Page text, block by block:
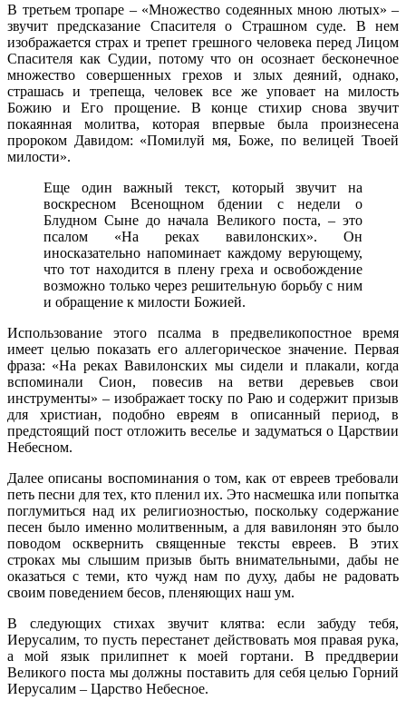
В третьем тропаре – «Множество содеянных мною лютых» –
звучит предсказание Спасителя о Страшном суде. В нем
изображается страх и трепет грешного человека перед Лицом
Спасителя как Судии, потому что он осознает бесконечное
множество совершенных грехов и злых деяний, однако,
страшась и трепеща, человек все же уповает на милость
Божию и Его прощение. В конце стихир снова звучит
покаянная молитва, которая впервые была произнесена
пророком Давидом: «Помилуй мя, Боже, по велицей Твоей
милости».
Еще один важный текст, который звучит на
воскресном Всенощном бдении с недели о
Блудном Сыне до начала Великого поста, – это
псалом «На реках вавилонских». Он
иносказательно напоминает каждому верующему,
что тот находится в плену греха и освобождение
возможно только через решительную борьбу с ним
и обращение к милости Божией.
Использование этого псалма в предвеликопостное время
имеет целью показать его аллегорическое значение. Первая
фраза: «На реках Вавилонских мы сидели и плакали, когда
вспоминали Сион, повесив на ветви деревьев свои
инструменты» – изображает тоску по Раю и содержит призыв
для христиан, подобно евреям в описанный период, в
предстоящий пост отложить веселье и задуматься о Царствии
Небесном.
Далее описаны воспоминания о том, как от евреев требовали
петь песни для тех, кто пленил их. Это насмешка или попытка
поглумиться над их религиозностью, поскольку содержание
песен было именно молитвенным, а для вавилонян это было
поводом осквернить священные тексты евреев. В этих
строках мы слышим призыв быть внимательными, дабы не
оказаться с теми, кто чужд нам по духу, дабы не радовать
своим поведением бесов, пленяющих наш ум.
В следующих стихах звучит клятва: если забуду тебя,
Иерусалим, то пусть перестанет действовать моя правая рука,
а мой язык прилипнет к моей гортани. В преддверии
Великого поста мы должны поставить для себя целью Горний
Иерусалим – Царство Небесное.